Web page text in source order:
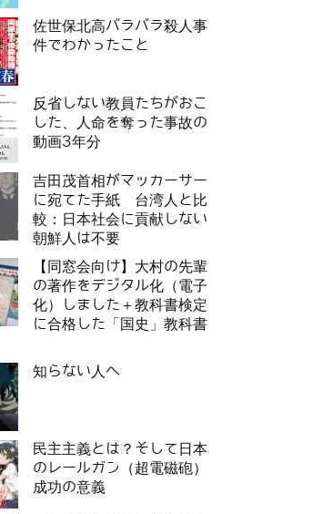
佐世保北高バラバラ殺人事
件でわかったこと
反省しない教員たちがおこ
した、人命を奪った事故の
動画3年分
吉田茂首相がマッカーサー
に宛てた手紙 台湾人と比
較：日本社会に貢献しない
朝鮮人は不要
【同窓会向け】大村の先輩
の著作をデジタル化（電子
化）しました＋教科書検定
に合格した「国史」教科書
知らない人へ
民主主義とは？そして日本
のレールガン（超電磁砲）
成功の意義